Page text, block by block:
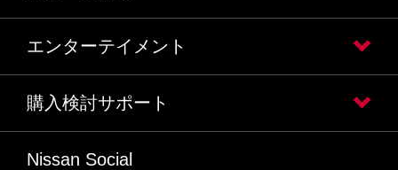
エンターテイメント
購入検討サポート
Nissan Social